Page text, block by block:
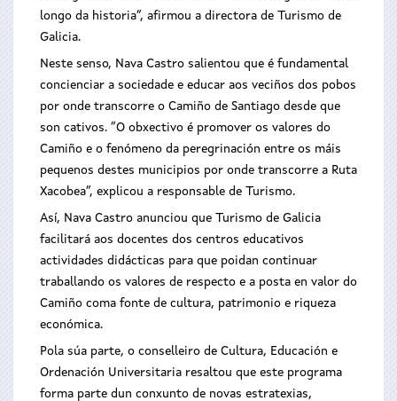
longo da historia”, afirmou a directora de Turismo de
Galicia.
Neste senso, Nava Castro salientou que é fundamental
concienciar a sociedade e educar aos veciños dos pobos
por onde transcorre o Camiño de Santiago desde que
son cativos. “O obxectivo é promover os valores do
Camiño e o fenómeno da peregrinación entre os máis
pequenos destes municipios por onde transcorre a Ruta
Xacobea”, explicou a responsable de Turismo.
Así, Nava Castro anunciou que Turismo de Galicia
facilitará aos docentes dos centros educativos
actividades didácticas para que poidan continuar
traballando os valores de respecto e a posta en valor do
Camiño coma fonte de cultura, patrimonio e riqueza
económica.
Pola súa parte, o conselleiro de Cultura, Educación e
Ordenación Universitaria resaltou que este programa
forma parte dun conxunto de novas estratexias,